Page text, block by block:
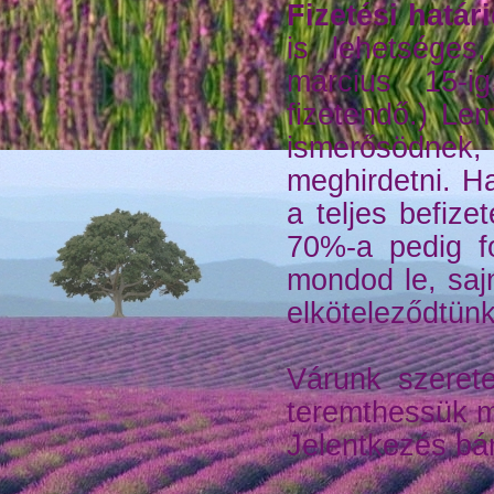
Fizetési
is
március 15-
fizetendő.)
meghirdetni.
a teljes
70%-a pedig
mondod le,
Várunk
teremthessük
Jelentkezés